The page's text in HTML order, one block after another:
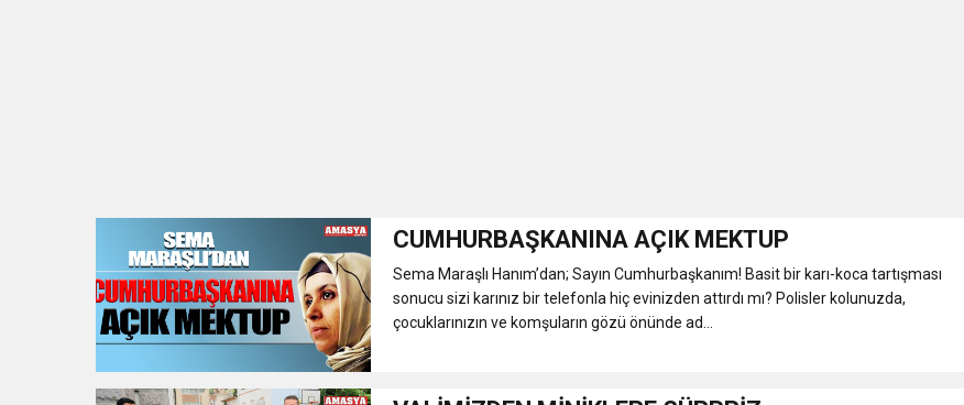
CUMHURBAŞKANINA AÇIK MEKTUP
Sema Maraşlı Hanım’dan; Sayın Cumhurbaşkanım! Basit bir karı-koca tartışması
sonucu sizi karınız bir telefonla hiç evinizden attırdı mı? Polisler kolunuzda,
çocuklarınızın ve komşuların gözü önünde ad...